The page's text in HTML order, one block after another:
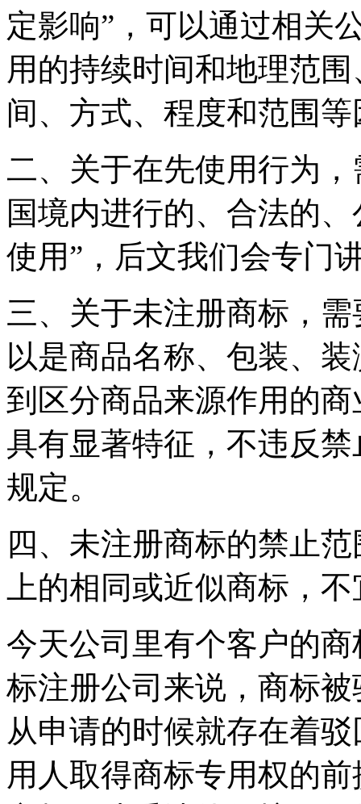
定影响”，可以通过相关
用的持续时间和地理范
间、方式、程度和范围
二、关于在先使用行为
国境内进行的、合法的
使用”，后文我们会专门
三、关于未注册商标，
以是商品名称、包装、
到区分商品来源作用的
具有显著特征，不违反
规定。
四、未注册商标的禁止
上的相同或近似商标，
今天公司里有个客户的
标注册公司来说，商标
从申请的时候就存在着
用人取得商标专用权的